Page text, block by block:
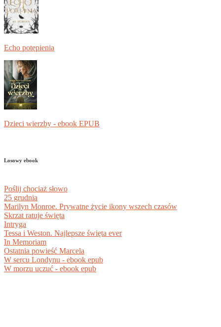
Echo potępienia
Dzieci wierzby - ebook EPUB
Losowy ebook
Poślij chociaż słowo
25 grudnia
Marilyn Monroe. Prywatne życie ikony wszech czasów
Skrzat ratuje święta
Intryga
Tessa i Weston. Najlepsze święta ever
In Memoriam
Ostatnia powieść Marcela
W sercu Londynu - ebook epub
W morzu uczuć - ebook epub